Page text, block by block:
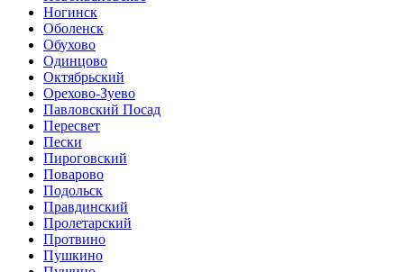
Ногинск
Оболенск
Обухово
Одинцово
Октябрьский
Орехово-Зуево
Павловский Посад
Пересвет
Пески
Пироговский
Поварово
Подольск
Правдинский
Пролетарский
Протвино
Пушкино